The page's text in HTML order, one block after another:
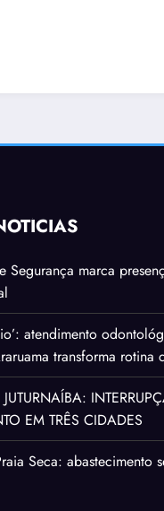
Segurança marca
atendimento
transforma rotina
EM TRÊS CIDADES
Seca: abastecimento